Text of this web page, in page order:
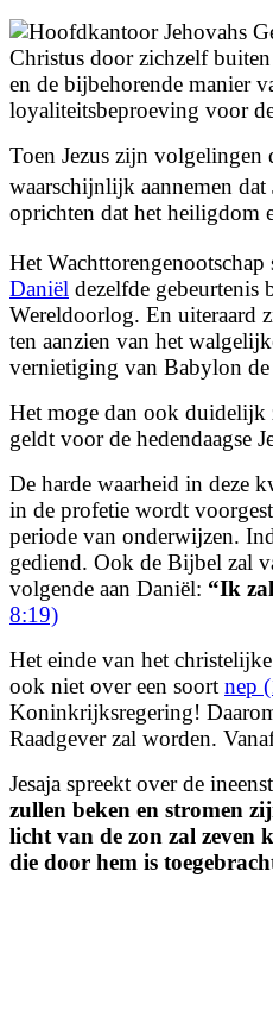
Christus door zichzelf
en de bijbehorende manier
loyaliteitsbeproeving voor
Toen Jezus zijn volgelingen
waarschijnlijk aannemen dat
oprichten dat het heiligdom
Het
Daniël dezelfde gebeurtenis
Wereldoorlog. En uiteraard
ten aanzien van het
vernietiging van Babylon
Het moge dan ook duidelijk
geldt voor de hedendaagse
De harde waarheid in deze
in de profetie wordt
periode van onderwijzen.
gediend. Ook de Bijbel zal
volgende aan Daniël: “Ik
8:19)
Het einde van het
ook niet over een soort nep
Koninkrijksregering!
Raadgever zal worden.
Jesaja spreekt over de
zullen beken en stromen
licht van de zon zal zeven
die door hem is